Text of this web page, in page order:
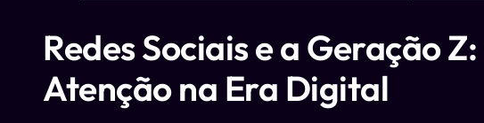
Redes Sociais e a Geração
Atenção na Era Digital